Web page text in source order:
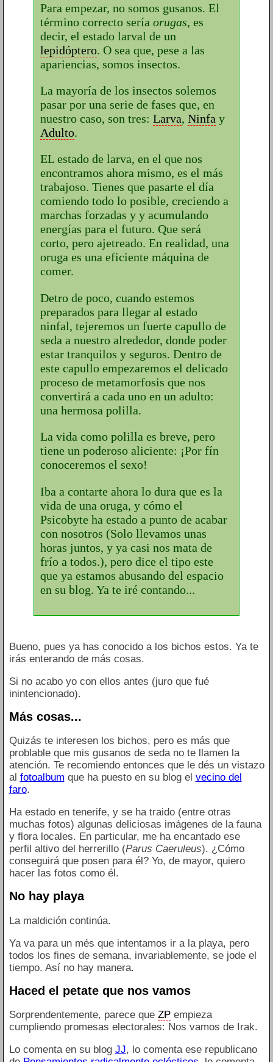
Para empezar, no somos gusanos. El
término correcto seríaorugas, es
decir, el estado larval de un
lepidóptero. O sea que, pese a las
apariencias, somos insectos.
La mayoría de los insectos solemos
pasar por una serie de fases que, en
nuestro caso, son tres:Larva,Ninfa y
Adulto.
EL estado de larva, en el que nos
encontramos ahora mismo, es el más
trabajoso. Tienes que pasarte el día
comiendo todo lo posible, creciendo a
marchas forzadas y y acumulando
energías para el futuro. Que será
corto, pero ajetreado. En realidad, una
oruga es una eficiente máquina de
comer.
Detro de poco, cuando estemos
preparados para llegar al estado
ninfal, tejeremos un fuerte capullo de
seda a nuestro alrededor, donde poder
estar tranquilos y seguros. Dentro de
este capullo empezaremos el delicado
proceso de metamorfosis que nos
convertirá a cada uno en un adulto:
una hermosa polilla.
La vida como polilla es breve, pero
tiene un poderoso aliciente: ¡Por fín
conoceremos el sexo!
Iba a contarte ahora lo dura que es la
vida de una oruga, y cómo el
Psicobyte ha estado a punto de acabar
con nosotros (Solo llevamos unas
horas juntos, y ya casi nos mata de
frío a todos.), pero dice el tipo este
que ya estamos abusando del espacio
en su blog. Ya te iré contando...
Bueno, pues ya has conocido a los bichos estos. Ya te
irás enterando de más cosas.
Si no acabo yo con ellos antes (juro que fué
inintencionado).
Más cosas...
Quizás te interesen los bichos, pero es más que
problable que mis gusanos de seda no te llamen la
atención. Te recomiendo entonces que le dés un vistazo
al fotoalbum que ha puesto en su blog el vecino del
faro.
Ha estado en tenerife, y se ha traido (entre otras
muchas fotos) algunas deliciosas imágenes de la fauna
y flora locales. En particular, me ha encantado ese
perfil altivo del herrerillo (Parus Caeruleus). ¿Cómo
conseguirá que posen para él? Yo, de mayor, quiero
hacer las fotos como él.
No hay playa
La maldición continúa.
Ya va para un més que intentamos ir a la playa, pero
todos los fines de semana, invariablemente, se jode el
tiempo. Así no hay manera.
Haced el petate que nos vamos
Sorprendentemente, parece que ZPempieza
cumpliendo promesas electorales: Nos vamos de Irak.
Lo comenta en su blog JJ, lo comenta ese republicano